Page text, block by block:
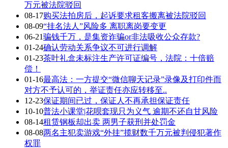
万元被法院驳回
08-17购买法拍房后，起诉要求租客搬离被法院驳回
08-09“挂名法人”风险多 离职离岗要变更
06-21骗钱千万，是集资诈骗or非法吸收公众存款?
01-24确认劳动关系争议不可进行调解
01-23茶叶礼盒未标注生产许可证编号，法院：十倍赔
偿！
01-16最高法：一方提交“微信聊天记录”录像及打印件而
对方不予认可的，举证责任亦应转移至..
12-23保证期间已过，保证人不再承担保证责任
10-10普法小课堂|花呗套现只为义气 逾期不还自甘风险
08-14租赁钢板却出卖 两男子获刑并处罚金
08-08两名主犯卖游戏“外挂”揽财数千万元被判侵犯著作
权罪